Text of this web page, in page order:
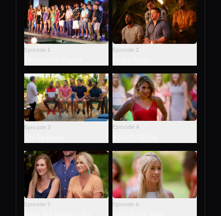
Episode 1 Episode 2
Episode 3 Episode 4
Episode 5 Episode 6